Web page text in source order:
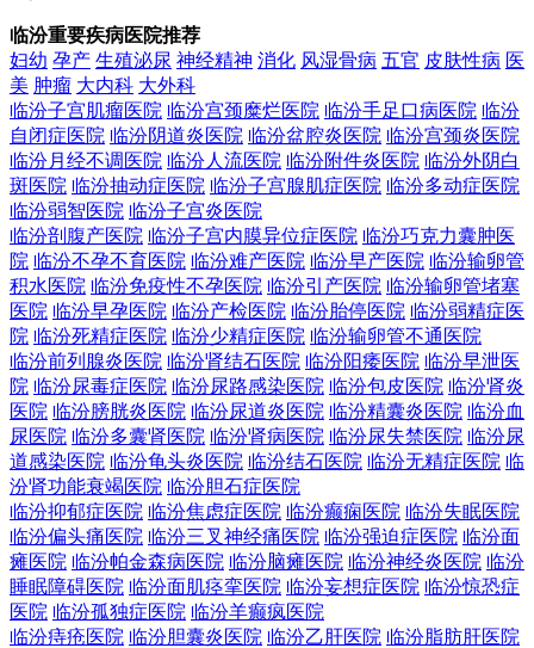
临汾重要疾病医院推荐
妇幼 孕产 生殖泌尿 神经精神 消化 风湿骨病 五官 皮肤性病 医
美 肿瘤 大内科 大外科
临汾子宫肌瘤医院 临汾宫颈糜烂医院 临汾手足口病医院 临汾
自闭症医院 临汾阴道炎医院 临汾盆腔炎医院 临汾宫颈炎医院
临汾月经不调医院 临汾人流医院 临汾附件炎医院 临汾外阴白
斑医院 临汾抽动症医院 临汾子宫腺肌症医院 临汾多动症医院
临汾弱智医院 临汾子宫炎医院
临汾剖腹产医院 临汾子宫内膜异位症医院 临汾巧克力囊肿医
院 临汾不孕不育医院 临汾难产医院 临汾早产医院 临汾输卵管
积水医院 临汾免疫性不孕医院 临汾引产医院 临汾输卵管堵塞
医院 临汾早孕医院 临汾产检医院 临汾胎停医院 临汾弱精症医
院 临汾死精症医院 临汾少精症医院 临汾输卵管不通医院
临汾前列腺炎医院 临汾肾结石医院 临汾阳痿医院 临汾早泄医
院 临汾尿毒症医院 临汾尿路感染医院 临汾包皮医院 临汾肾炎
医院 临汾膀胱炎医院 临汾尿道炎医院 临汾精囊炎医院 临汾血
尿医院 临汾多囊肾医院 临汾肾病医院 临汾尿失禁医院 临汾尿
道感染医院 临汾龟头炎医院 临汾结石医院 临汾无精症医院 临
汾肾功能衰竭医院 临汾胆石症医院
临汾抑郁症医院 临汾焦虑症医院 临汾癫痫医院 临汾失眠医院
临汾偏头痛医院 临汾三叉神经痛医院 临汾强迫症医院 临汾面
瘫医院 临汾帕金森病医院 临汾脑瘫医院 临汾神经炎医院 临汾
睡眠障碍医院 临汾面肌痉挛医院 临汾妄想症医院 临汾惊恐症
医院 临汾孤独症医院 临汾羊癫疯医院
临汾痔疮医院 临汾胆囊炎医院 临汾乙肝医院 临汾脂肪肝医院